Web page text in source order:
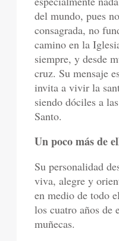
del mundo, pues
consagrada, no
camino en la
siempre, y desde
cruz. Su mensaje
invita a vivir la
siendo dóciles a
Santo.
Un poco más de
Su personalidad
viva, alegre y
en medio de todo
los cuatro años de
muñecas.